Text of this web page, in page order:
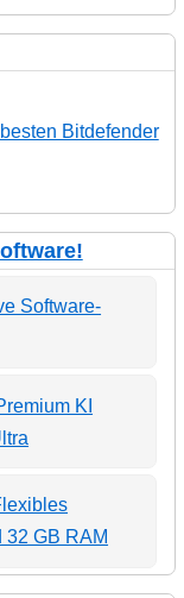
Bitdefender
Software-
KI
32 GB RAM